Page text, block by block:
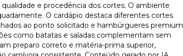
e procedência dos cortes. O ambiente
O cardápio destaca diferentes cortes
ao ponto solicitado e hambúrgueres premium
como batatas e saladas complementam sem
preparo correto e matéria-prima superior,